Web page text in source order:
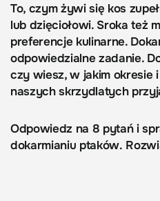
To, czym żywi się kos
lub dzięciołowi. Sroka też
preferencje kulinarne.
odpowiedzialne zadanie.
czy wiesz, w jakim okresie
naszych skrzydlatych
Odpowiedz na 8 pytań i
dokarmianiu ptaków.